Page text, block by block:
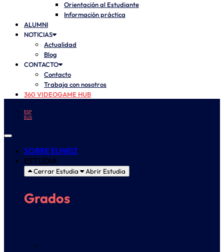
Orientación al Estudiante
Información práctica
ALUMNI
NOTICIAS
Actualidad
Blog
CONTACTO
Contacto
Trabaja con nosotros
360 VIDEOGAME HUB
ESP
EUS
SOBRE EUNEIZ
ESTUDIA
Cerrar Estudia Abrir Estudia
Grados